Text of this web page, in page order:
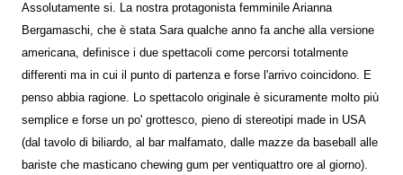
Assolutamente si. La nostra protagonista femminile Arianna
Bergamaschi, che è stata Sara qualche anno fa anche alla versione
americana, definisce i due spettacoli come percorsi totalmente
differenti ma in cui il punto di partenza e forse l'arrivo coincidono. E
penso abbia ragione. Lo spettacolo originale è sicuramente molto più
semplice e forse un po' grottesco, pieno di stereotipi made in USA
(dal tavolo di biliardo, al bar malfamato, dalle mazze da baseball alle
bariste che masticano chewing gum per ventiquattro ore al giorno).